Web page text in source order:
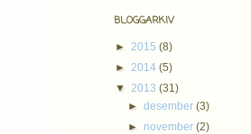
BLOGGARKIV
► 2015 (8)
► 2014 (5)
▼ 2013 (31)
►desember(3)
► november(2)